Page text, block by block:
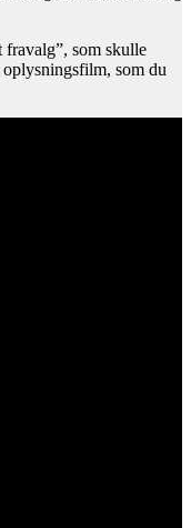
fravalg”, som skulle
som du